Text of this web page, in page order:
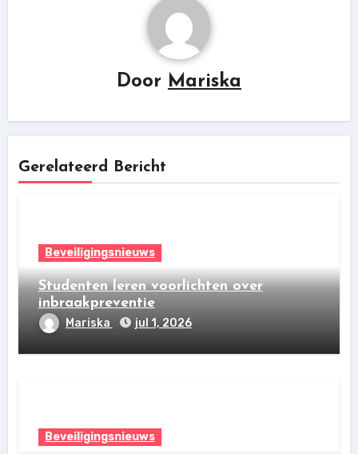
Door Mariska
Gerelateerd Bericht
Beveiligingsnieuws
Studenten leren voorlichten over
inbraakpreventie
Mariska jul 1, 2026
Beveiligingsnieuws